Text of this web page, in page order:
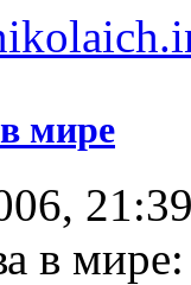
мире
в мире: